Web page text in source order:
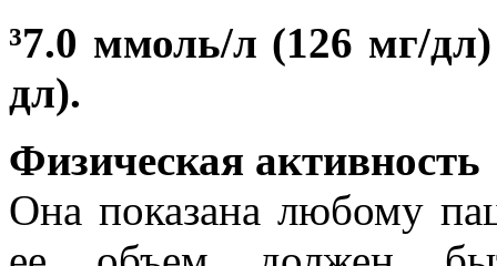
³7.0 ммоль/л (126 мг/
дл).
Физическая активность
Она показана любому